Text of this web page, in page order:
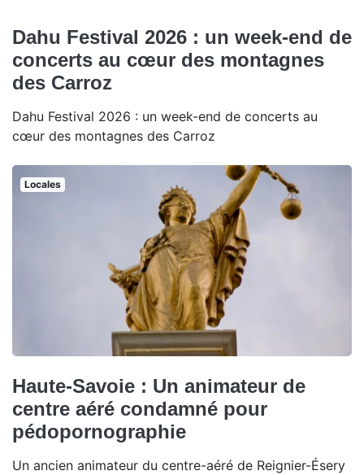
Dahu Festival 2026 : un week-end de
concerts au cœur des montagnes
des Carroz
Dahu Festival 2026 : un week-end de concerts au
cœur des montagnes des Carroz
Locales
Haute-Savoie : Un animateur de
centre aéré condamné pour
pédopornographie
Un ancien animateur du centre-aéré de Reignier-Ésery